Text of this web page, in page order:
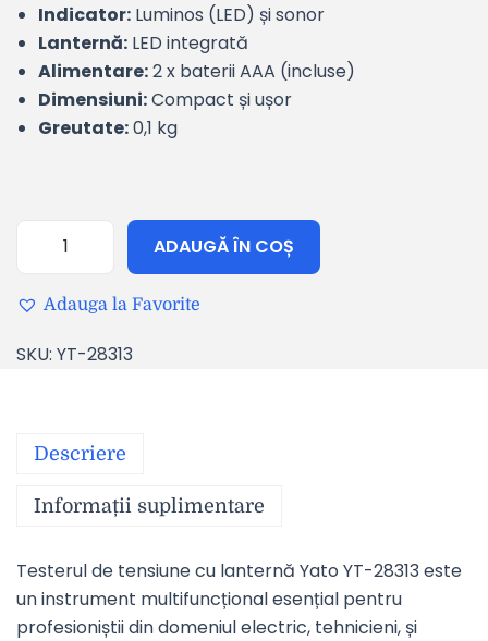
Indicator: Luminos (LED) și sonor
Lanternă: LED integrată
Alimentare:2 x baterii AAA (incluse)
Dimensiuni:Compact și ușor
Greutate:0,1 kg
ADAUGĂ ÎN COȘ
Adauga la Favorite
SKU: YT-28313
Descriere
Informații suplimentare
Testerul de tensiune cu lanternă Yato YT-28313 este
un instrument multifuncțional esențial pentru
profesioniștii din domeniul electric, tehnicieni, și